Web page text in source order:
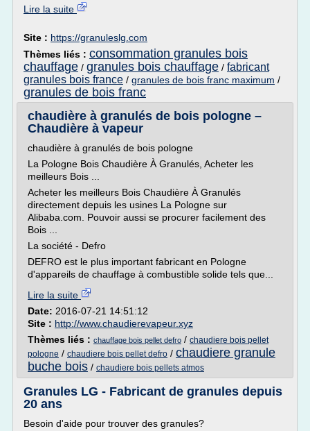
Lire la suite
Site : https://granuleslg.com
Thèmes liés : consommation granules bois
chauffage / granules bois chauffage / fabricant
granules bois france / granules de bois franc maximum /
granules de bois franc
chaudière à granulés de bois pologne –
Chaudière à vapeur
chaudière à granulés de bois pologne
La Pologne Bois Chaudière À Granulés, Acheter les
meilleurs Bois ...
Acheter les meilleurs Bois Chaudière À Granulés
directement depuis les usines La Pologne sur
Alibaba.com. Pouvoir aussi se procurer facilement des
Bois ...
La société - Defro
DEFRO est le plus important fabricant en Pologne
d'appareils de chauffage à combustible solide tels que...
Lire la suite
Date: 2016-07-21 14:51:12
Site : http://www.chaudierevapeur.xyz
Thèmes liés : chauffage bois pellet defro / chaudiere bois pellet
pologne / chaudiere bois pellet defro / chaudiere granule
buche bois / chaudiere bois pellets atmos
Granules LG - Fabricant de granules depuis
20 ans
Besoin d'aide pour trouver des granules?